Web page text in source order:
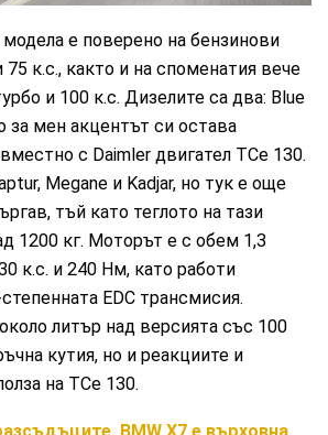
е поверено на бензинови
к.с., както и на споменатия вече
и 100 к.с. Дизелите са два: Blue
за мен акцентът си остава
с Daimler двигател TCe 130.
Megane и Kadjar, но тук е още
тъй като теглото на тази
1200 кг. Моторът е с обем 1,3
к.с. и 240 Нм, като работи
EDC трансмисия.
литър над версията със 100
кутия, но и реакциите и
на TCe 130.